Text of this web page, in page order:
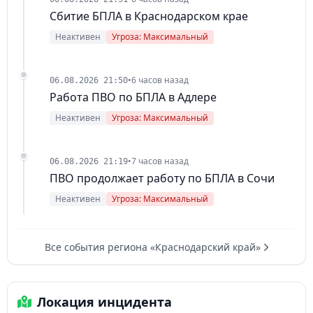
Сбитие БПЛА в Краснодарском крае
Неактивен Угроза: Максимальный
06.08.2026 21:50•6 часов назад
Работа ПВО по БПЛА в Адлере
Неактивен Угроза: Максимальный
06.08.2026 21:19•7 часов назад
ПВО продолжает работу по БПЛА в Сочи
Неактивен Угроза: Максимальный
Все события региона «Краснодарский край»
Локация инцидента